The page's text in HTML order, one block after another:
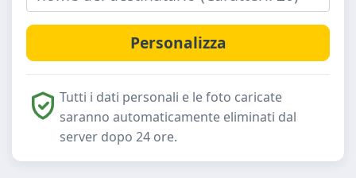
Tutti i dati personali e le foto caricate
saranno automaticamente eliminati dal
server dopo 24 ore.